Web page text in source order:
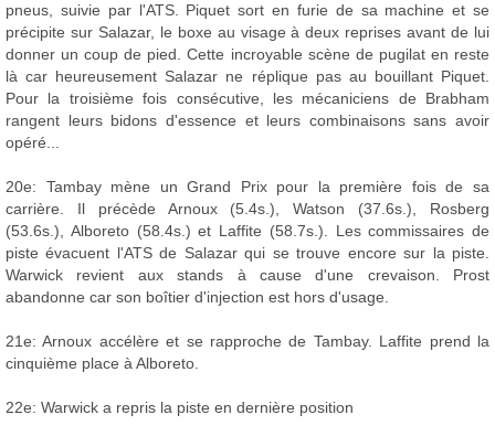
pneus, suivie par l'ATS. Piquet sort en furie de sa machine et se
précipite sur Salazar, le boxe au visage à deux reprises avant de lui
donner un coup de pied. Cette incroyable scène de pugilat en reste
là car heureusement Salazar ne réplique pas au bouillant Piquet.
Pour la troisième fois consécutive, les mécaniciens de Brabham
rangent leurs bidons d'essence et leurs combinaisons sans avoir
opéré...
20e: Tambay mène un Grand Prix pour la première fois de sa
carrière. Il précède Arnoux (5.4s.), Watson (37.6s.), Rosberg
(53.6s.), Alboreto (58.4s.) et Laffite (58.7s.). Les commissaires de
piste évacuent l'ATS de Salazar qui se trouve encore sur la piste.
Warwick revient aux stands à cause d'une crevaison. Prost
abandonne car son boîtier d'injection est hors d'usage.
21e: Arnoux accélère et se rapproche de Tambay. Laffite prend la
cinquième place à Alboreto.
22e: Warwick a repris la piste en dernière position